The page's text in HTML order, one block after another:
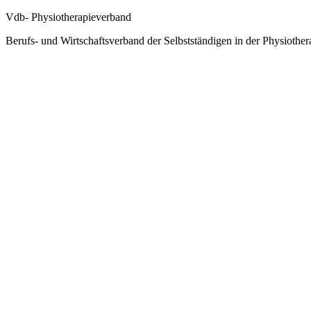
Vdb- Physiotherapieverband
Berufs- und Wirtschaftsverband der Selbstständigen in der